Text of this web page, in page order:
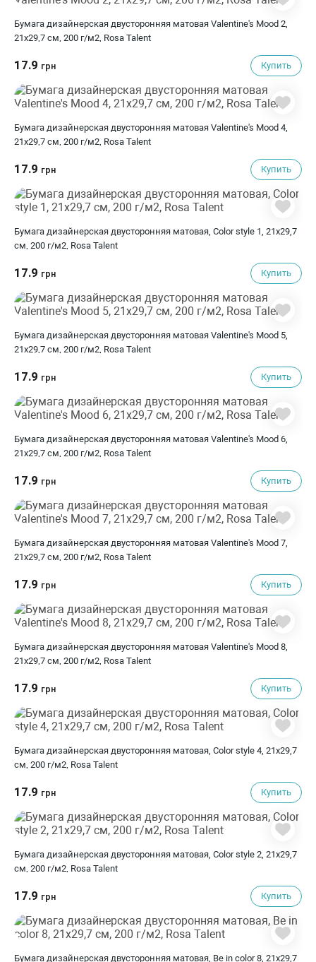
Бумага дизайнерская двусторонняя матовая Valentine's Mood 2,
21х29,7 см, 200 г/м2, Rosa Talent
17.9 грн Купить
Бумага дизайнерская двусторонняя матовая Valentine's Mood 4,
21х29,7 см, 200 г/м2, Rosa Talent
17.9 грн Купить
Бумага дизайнерская двусторонняя матовая, Color style 1, 21х29,7
см, 200 г/м2, Rosa Talent
17.9 грн Купить
Бумага дизайнерская двусторонняя матовая Valentine's Mood 5,
21х29,7 см, 200 г/м2, Rosa Talent
17.9 грн Купить
Бумага дизайнерская двусторонняя матовая Valentine's Mood 6,
21х29,7 см, 200 г/м2, Rosa Talent
17.9 грн Купить
Бумага дизайнерская двусторонняя матовая Valentine's Mood 7,
21х29,7 см, 200 г/м2, Rosa Talent
17.9 грн Купить
Бумага дизайнерская двусторонняя матовая Valentine's Mood 8,
21х29,7 см, 200 г/м2, Rosa Talent
17.9 грн Купить
Бумага дизайнерская двусторонняя матовая, Color style 4, 21х29,7
см, 200 г/м2, Rosa Talent
17.9 грн Купить
Бумага дизайнерская двусторонняя матовая, Color style 2, 21х29,7
см, 200 г/м2, Rosa Talent
17.9 грн Купить
Бумага дизайнерская двусторонняя матовая, Be in color 8, 21х29,7